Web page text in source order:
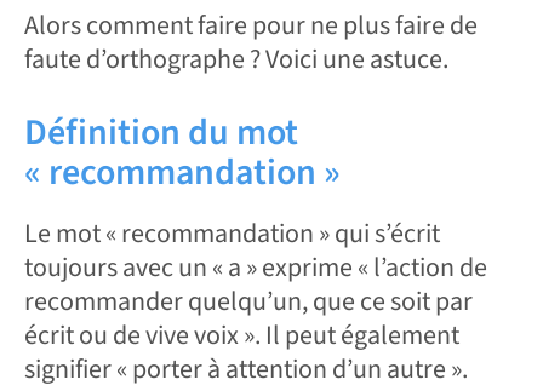
Alors comment faire pour ne plus faire de
faute d’orthographe ? Voici une astuce.
Définition du mot
« recommandation »
Le mot « recommandation » qui s’écrit
toujours avec un « a » exprime « l’action de
recommander quelqu’un, que ce soit par
écrit ou de vive voix ». Il peut également
signifier « porter à attention d’un autre ».